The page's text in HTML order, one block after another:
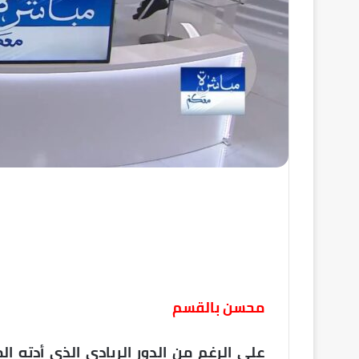
محسن بالقسم
على الرغم من الدور الريادي الذي أدته